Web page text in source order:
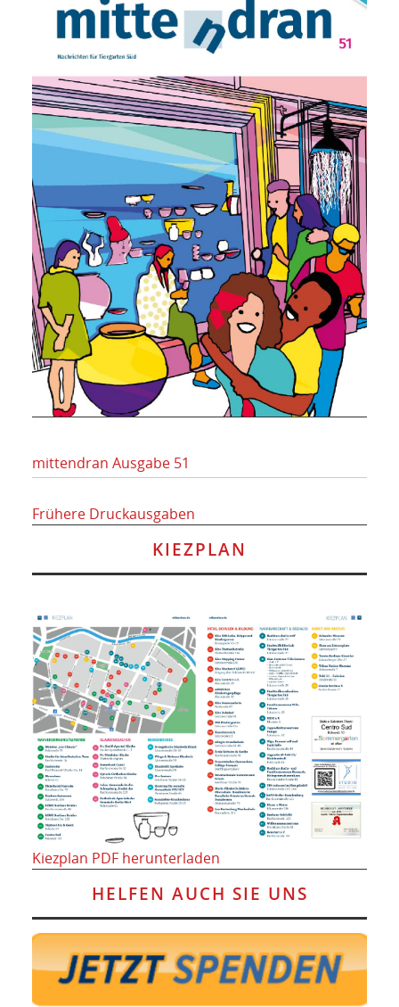
mittendran Ausgabe 51
Frühere Druckausgaben
KIEZPLAN
Kiezplan PDF herunterladen
HELFEN AUCH SIE UNS